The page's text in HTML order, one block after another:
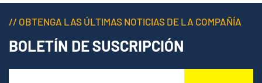
// OBTENGA LAS ÚLTIMAS NOTICIAS DE LA COMPAÑÍA
BOLETÍN DE SUSCRIPCIÓN